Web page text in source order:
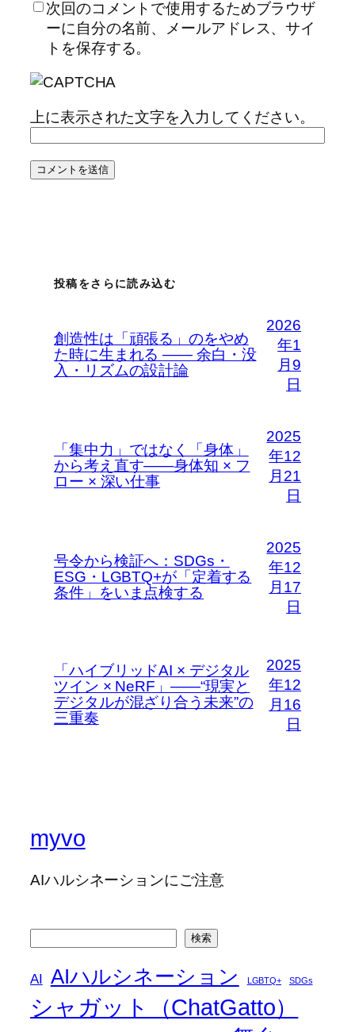
次回のコメントで使用するためブラウザ
ーに自分の名前、メールアドレス、サイ
トを保存する。
上に表示された文字を入力してください。
投稿をさらに読み込む
創造性は「頑張る」のをやめ
た時に生まれる —— 余白・没
入・リズムの設計論
2026
年1
月9
日
「集中力」ではなく「身体」
から考え直す――身体知 × フ
ロー × 深い仕事
2025
年12
月21
日
号令から検証へ：SDGs・
ESG・LGBTQ+が「定着する
条件」をいま点検する
2025
年12
月17
日
「ハイブリッドAI × デジタル
ツイン × NeRF」――“現実と
デジタルが混ざり合う未来”の
三重奏
2025
年12
月16
日
myvo
AIハルシネーションにご注意
検索
AI AIハルシネーション LGBTQ+ SDGs
シャガット（ChatGatto）